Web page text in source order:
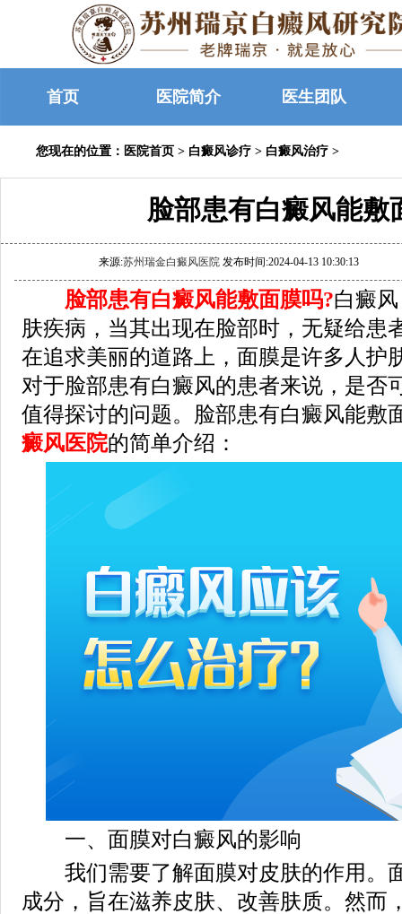
首页 医院简介 医生团队
您现在的位置： 医院首页 > 白癜风诊疗 > 白癜风治疗 >
脸部患有白癜风能敷
来源:苏州瑞金白癜风医院 发布时间:2024-04-13 10:30:13
脸部患有白癜风能敷面膜吗?白癜
肤疾病，当其出现在脸部时，无疑给患
在追求美丽的道路上，面膜是许多人护
对于脸部患有白癜风的患者来说，是否
值得探讨的问题。脸部患有白癜风能敷
癜风医院的简单介绍：
一、面膜对白癜风的影响
我们需要了解面膜对皮肤的作用。
成分，旨在滋养皮肤、改善肤质。然而